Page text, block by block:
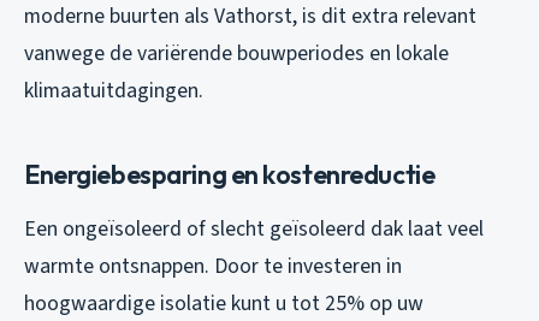
moderne buurten als Vathorst, is dit extra relevant
vanwege de variërende bouwperiodes en lokale
klimaatuitdagingen.
Energiebesparing en kostenreductie
Een ongeïsoleerd of slecht geïsoleerd dak laat veel
warmte ontsnappen. Door te investeren in
hoogwaardige isolatie kunt u tot 25% op uw